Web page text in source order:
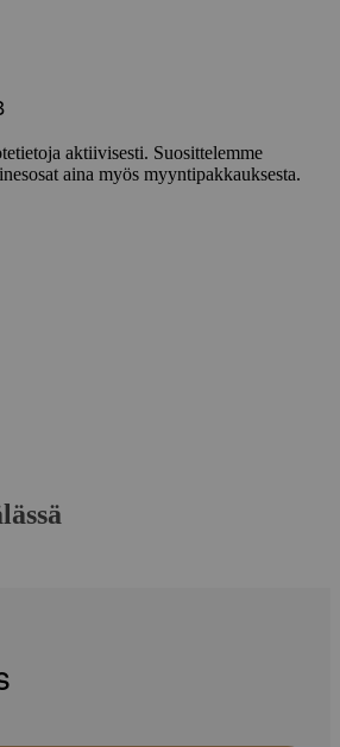
aktiivisesti. Suosittelemme
aina myös myyntipakkauksesta.